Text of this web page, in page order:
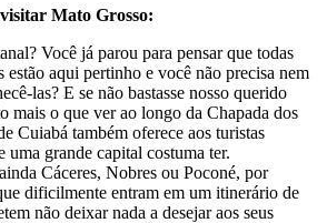
Mato Grosso:
Você já parou para pensar que todas
estão aqui pertinho e você não precisa nem
las? E se não bastasse nosso querido
mais o que ver ao longo da Chapada dos
Cuiabá também oferece aos turistas
uma grande capital costuma ter.
Cáceres, Nobres ou Poconé, por
dificilmente entram em um itinerário de
não deixar nada a desejar aos seus